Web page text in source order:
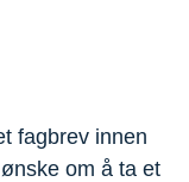
fagbrev innen
om å ta et